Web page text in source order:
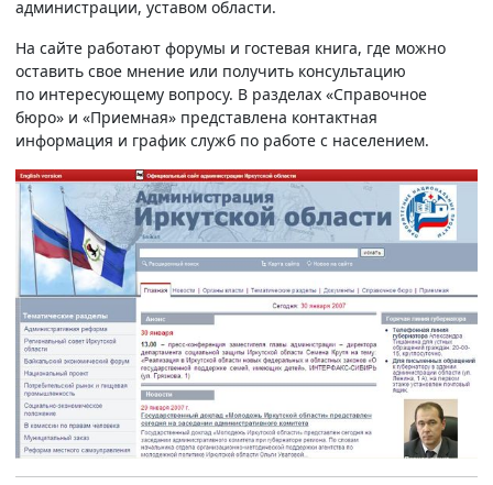
администрации, уставом области.
На сайте работают форумы и гостевая книга, где можно
оставить свое мнение или получить консультацию
по интересующему вопросу. В разделах «Справочное
бюро» и «Приемная» представлена контактная
информация и график служб по работе с населением.